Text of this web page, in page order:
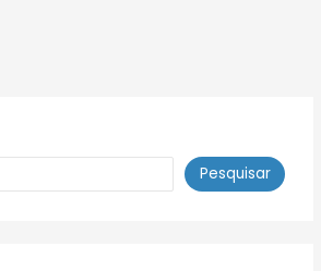
Pesquisar